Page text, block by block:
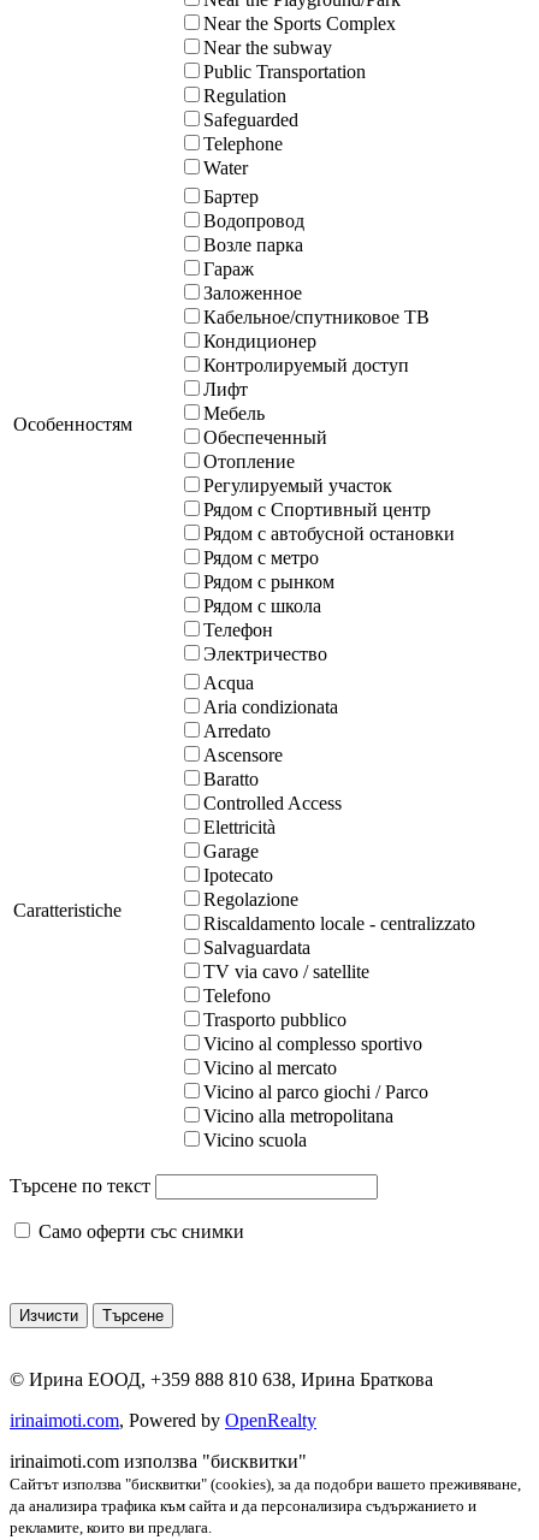
Near the Sports Complex
Near the subway
Public Transportation
Regulation
Safeguarded
Telephone
Water
Особенностям
Бартер
Водопровод
Возле парка
Гараж
Заложенное
Кабельное/спутниковое ТВ
Кондиционер
Контролируемый доступ
Лифт
Мебель
Обеспеченный
Отопление
Регулируемый участок
Рядом с Спортивный центр
Рядом с автобусной остановки
Рядом с метро
Рядом с рынком
Рядом с школа
Телефон
Электричество
Caratteristiche
Acqua
Aria condizionata
Arredato
Ascensore
Baratto
Controlled Access
Elettricità
Garage
Ipotecato
Regolazione
Riscaldamento locale - centralizzato
Salvaguardata
TV via cavo / satellite
Telefono
Trasporto pubblico
Vicino al complesso sportivo
Vicino al mercato
Vicino al parco giochi / Parco
Vicino alla metropolitana
Vicino scuola
Търсене по текст
Само оферти със снимки
© Ирина ЕООД, +359 888 810 638, Ирина Браткова
irinaimoti.com, Powered by OpenRealty
irinaimoti.com използва "бисквитки"
Сайтът използва "бисквитки" (cookies), за да подобри вашето преживяване,
да анализира трафика към сайта и да персонализира съдържанието и
рекламите, които ви предлага.